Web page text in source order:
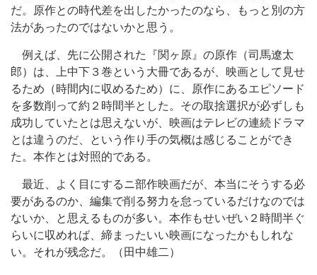
だ。原作との時代差を出したかったのなら、もっと別の方
法があったのではないかと思う。
例えば、先に公開された『関ヶ原』の原作（司馬遼太
郎）は、上中下３巻という大冊であるが、映画として見せ
るため（時間内に収めるため）に、原作にあるエピソード
を多数削って約２時間半とした。その取捨選択が必ずしも
成功していたとは思えないが、映画はテレビの連続ドラマ
とは違うのだ、という作り手の気概は感じることができ
た。本作とは対照的である。
最近、よく目にするニ部作映画だが、本当にそうする必
要があるのか、編集で削る努力を怠っているだけなのでは
ないか、と思えるものが多い。本作もせいぜい２時間半ぐ
らいに収めれば、締まったいい映画になったかもしれな
い。それが残念だ。（田中雄二）